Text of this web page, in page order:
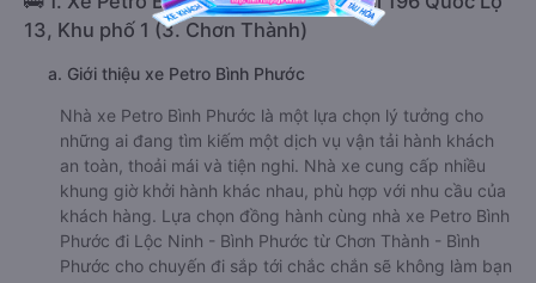
13, Khu phố 1 (3. Chơn Thành)
a. Giới thiệu xe Petro Bình Phước
Nhà xe Petro Bình Phước là một lựa chọn lý tưởng cho
những ai đang tìm kiếm một dịch vụ vận tải hành khách
an toàn, thoải mái và tiện nghi. Nhà xe cung cấp nhiều
khung giờ khởi hành khác nhau, phù hợp với nhu cầu của
khách hàng. Lựa chọn đồng hành cùng nhà xe Petro Bình
Phước đi Lộc Ninh - Bình Phước từ Chơn Thành - Bình
Phước cho chuyến đi sắp tới chắc chắn sẽ không làm bạn